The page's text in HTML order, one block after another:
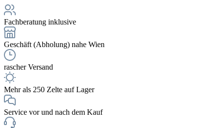
Fachberatung inklusive
Geschäft (Abholung) nahe Wien
rascher Versand
Mehr als 250 Zelte auf Lager
Service vor und nach dem Kauf